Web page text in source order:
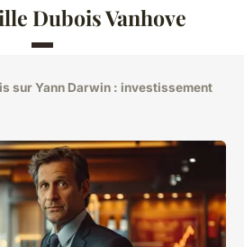
Dubois Vanhove
sur Yann Darwin : investissement